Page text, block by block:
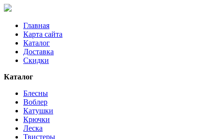
Главная
Карта сайта
Каталог
Доставка
Скидки
Каталог
Блесны
Воблер
Катушки
Крючки
Леска
Твистеры